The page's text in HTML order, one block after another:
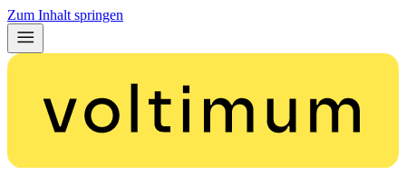
Zum Inhalt springen